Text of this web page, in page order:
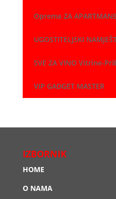
Oprema ZA APARTMANE
UGOSTITELJSKI
SVE ZA VINO Vitrine-
VIP GADGET MASTER
IZBORNIK
HOME
O NAMA